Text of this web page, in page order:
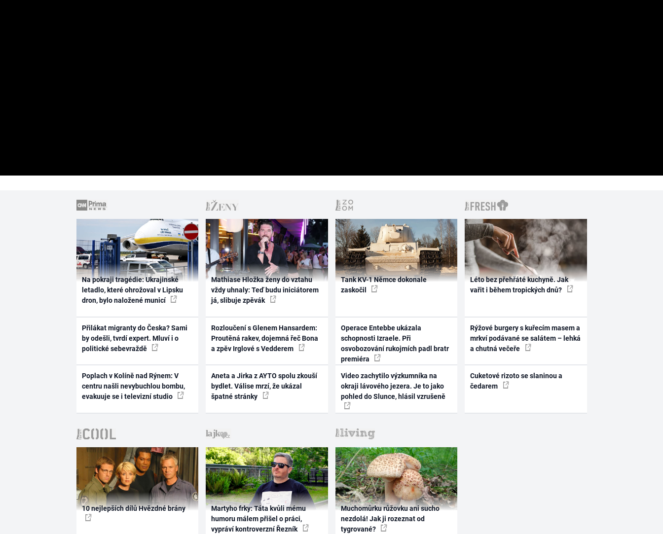
Na pokraji tragédie: Ukrajinské
letadlo, které ohrožoval v Lipsku
dron, bylo naložené municí
Přilákat migranty do Česka? Sami
by odešli, tvrdí expert. Mluví i o
politické sebevraždě
Poplach v Kolíně nad Rýnem: V
centru našli nevybuchlou bombu,
evakuuje se i televizní studio
Mathiase Hložka ženy do vztahu
vždy uhnaly: Teď budu iniciátorem
já, slibuje zpěvák
Rozloučení s Glenem Hansardem:
Proutěná rakev, dojemná řeč Bona
a zpěv Irglové s Vedderem
Aneta a Jirka z AYTO spolu zkouší
bydlet. Válise mrzí, že ukázal
špatné stránky
Tank KV-1 Němce dokonale
zaskočil
Operace Entebbe ukázala
schopnosti Izraele. Při
osvobozování rukojmích padl bratr
premiéra
Video zachytilo výzkumníka na
okraji lávového jezera. Je to jako
pohled do Slunce, hlásil vzrušeně
Léto bez přehřáté kuchyně. Jak
vařit i během tropických dnů?
Rýžové burgery s kuřecím masem a
mrkví podávané se salátem – lehká
a chutná večeře
Cuketové rizoto se slaninou a
čedarem
10 nejlepších dílů Hvězdné brány
Martyho frky: Táta kvůli mému
humoru málem přišel o práci,
vypráví kontroverzní Řezník
Muchomůrku růžovku ani sucho
nezdolá! Jak ji rozeznat od
tygrované?